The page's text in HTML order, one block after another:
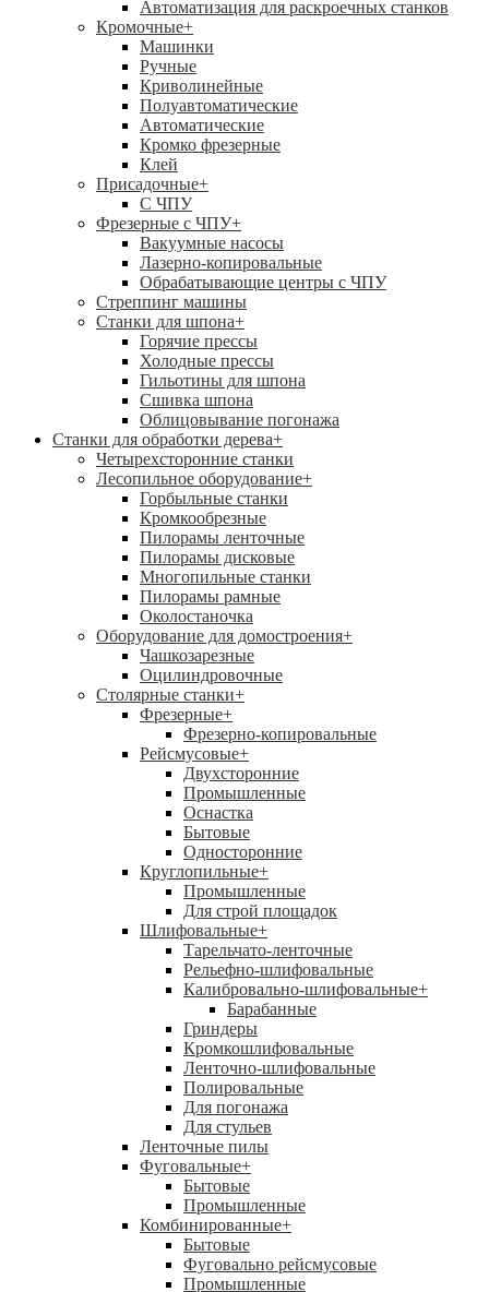
Автоматизация для раскроечных станков
Кромочные+
Машинки
Ручные
Криволинейные
Полуавтоматические
Автоматические
Кромко фрезерные
Клей
Присадочные+
С ЧПУ
Фрезерные с ЧПУ+
Вакуумные насосы
Лазерно-копировальные
Обрабатывающие центры с ЧПУ
Стреппинг машины
Станки для шпона+
Горячие прессы
Холодные прессы
Гильотины для шпона
Сшивка шпона
Облицовывание погонажа
Станки для обработки дерева+
Четырехсторонние станки
Лесопильное оборудование+
Горбыльные станки
Кромкообрезные
Пилорамы ленточные
Пилорамы дисковые
Многопильные станки
Пилорамы рамные
Околостаночка
Оборудование для домостроения+
Чашкозарезные
Оцилиндровочные
Столярные станки+
Фрезерные+
Фрезерно-копировальные
Рейсмусовые+
Двухсторонние
Промышленные
Оснастка
Бытовые
Односторонние
Круглопильные+
Промышленные
Для строй площадок
Шлифовальные+
Тарельчато-ленточные
Рельефно-шлифовальные
Калибровально-шлифовальные+
Барабанные
Гриндеры
Кромкошлифовальные
Ленточно-шлифовальные
Полировальные
Для погонажа
Для стульев
Ленточные пилы
Фуговальные+
Бытовые
Промышленные
Комбинированные+
Бытовые
Фуговально рейсмусовые
Промышленные